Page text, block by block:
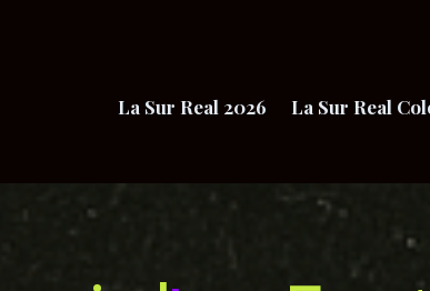
La Sur Real 2026 La Sur Real